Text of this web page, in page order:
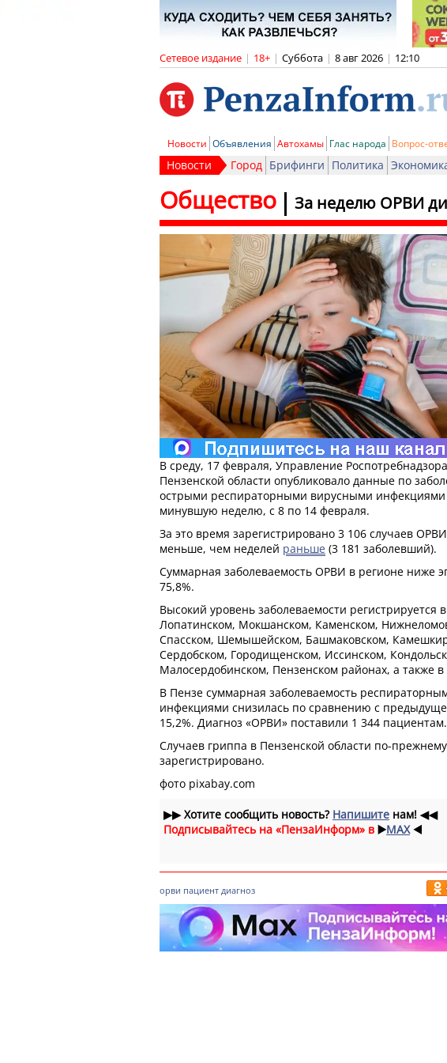
Сетевое издание | 18+ | Суббота | 8 авг 2026 | 12:10
Новости Объявления Автохамы Глас народа Вопрос-
Новости Город Брифинги Политика
За неделю ОРВИ
Общество
В среду, 17 февраля, Управление
Пензенской области опубликовало данные по
острыми респираторными вирусными инфекциями
минувшую неделю, с 8 по 14 февраля.
За это время зарегистрировано 3 106 случаев
меньше, чем неделей раньше (3 181 заболевший).
Суммарная заболеваемость ОРВИ в регионе ниже
75,8%.
Высокий уровень заболеваемости регистрируется в
Лопатинском, Мокшанском, Каменском,
Спасском, Шемышейском, Башмаковском,
Сердобском, Городищенском, Иссинском,
Малосердобинском, Пензенском районах, а также в
В Пензе суммарная заболеваемость
инфекциями снизилась по сравнению с
15,2%. Диагноз «ОРВИ» поставили 1 344 пациентам.
Случаев гриппа в Пензенской области по-
зарегистрировано.
фото pixabay.com
▶▶Хотите сообщить новость? Напишите нам! ◀◀
Подписывайтесь на «ПензаИнформ» в ▶️MAX ◀️
орви пациент диагноз